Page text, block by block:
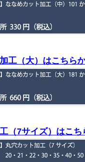
工（大）はこちら
（7サイズ）はこち